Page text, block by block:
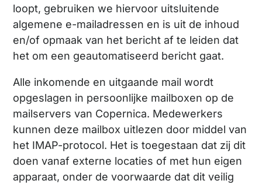
loopt, gebruiken we hiervoor uitsluitende
algemene e-mailadressen en is uit de inhoud
en/of opmaak van het bericht af te leiden dat
het om een geautomatiseerd bericht gaat.
Alle inkomende en uitgaande mail wordt
opgeslagen in persoonlijke mailboxen op de
mailservers van Copernica. Medewerkers
kunnen deze mailbox uitlezen door middel van
het IMAP-protocol. Het is toegestaan dat zij dit
doen vanaf externe locaties of met hun eigen
apparaat, onder de voorwaarde dat dit veilig